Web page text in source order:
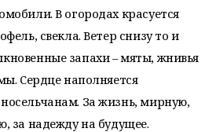
В огородах красуется
свекла. Ветер снизу то и
запахи – мяты, жнивья
Сердце наполняется
За жизнь, мирную,
за надежду на будущее.